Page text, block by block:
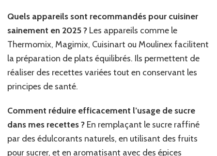
Quels appareils sont recommandés pour cuisiner
sainement en 2025 ? Les appareils comme le
Thermomix, Magimix, Cuisinart ou Moulinex facilitent
la préparation de plats équilibrés. Ils permettent de
réaliser des recettes variées tout en conservant les
principes de santé.
Comment réduire efficacement l’usage de sucre
dans mes recettes ? En remplaçant le sucre raffiné
par des édulcorants naturels, en utilisant des fruits
pour sucrer, et en aromatisant avec des épices